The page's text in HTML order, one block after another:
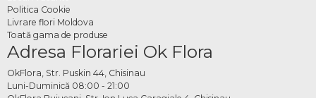
Politica Cookie
Livrare flori Moldova
Toată gama de produse
Adresa Florariei Ok Flora
OkFlora, Str. Puskin 44, Chisinau
Luni-Duminică 08:00 - 21:00